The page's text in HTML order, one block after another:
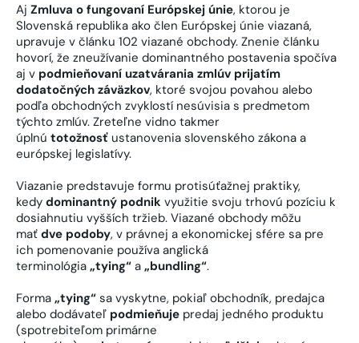
Aj Zmluva o fungovaní Európskej únie, ktorou je
Slovenská republika ako člen Európskej únie viazaná,
upravuje v článku 102 viazané obchody. Znenie článku
hovorí, že zneužívanie dominantného postavenia spočíva
aj v podmieňovaní uzatvárania zmlúv prijatím
dodatočných záväzkov, ktoré svojou povahou alebo
podľa obchodných zvyklostí nesúvisia s predmetom
týchto zmlúv. Zreteľne vidno takmer
úplnú totožnosť ustanovenia slovenského zákona a
európskej legislatívy.
Viazanie predstavuje formu protisúťažnej praktiky,
kedy dominantný podnik využitie svoju trhovú pozíciu k
dosiahnutiu vyšších tržieb. Viazané obchody môžu
mať dve podoby, v právnej a ekonomickej sfére sa pre
ich pomenovanie používa anglická
terminológia „tying“ a „bundling“.
Forma „tying“ sa vyskytne, pokiaľ obchodník, predajca
alebo dodávateľ podmieňuje predaj jedného produktu
(spotrebiteľom primárne